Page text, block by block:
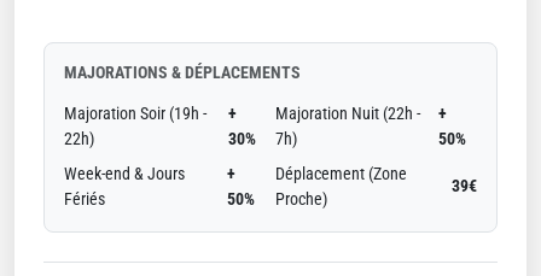
MAJORATIONS & DÉPLACEMENTS
Majoration Soir (19h -
22h)
+
30%
Majoration Nuit (22h -
7h)
+
50%
Week-end & Jours
Fériés
+
50%
Déplacement (Zone
Proche)
39€